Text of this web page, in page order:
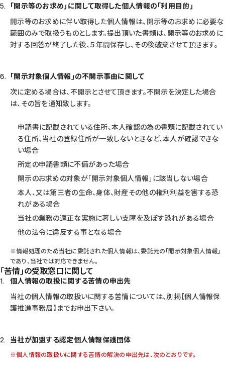
｢開示等のお求め｣に関して取得した個人情報の｢利用目的｣
開示等のお求めに伴い取得した個人情報は、開示等のお求めに必要な
範囲のみで取扱うものとします。提出頂いた書類は、開示等のお求めに
対する回答が終了した後、５年間保存し、その後破棄させて頂きます。
｢開示対象個人情報｣の不開示事由に関して
次に定める場合は、不開示とさせて頂きます。不開示を決定した場合
は、その旨を通知致します。
申請書に記載されている住所、本人確認の為の書類に記載されてい
る住所、当社の登録住所が一致しないときなど、本人が確認できな
い場合
所定の申請書類に不備があった場合
開示のお求めの対象が｢開示対象個人情報｣に該当しない場合
本人、又は第三者の生命、身体、財産その他の権利利益を害する恐
れがある場合
当社の業務の適正な実施に著しい支障を及ぼす恐れがある場合
他の法令に違反する事となる場合
※情報処理のため当社に委託された個人情報は、委託元の｢開示対象個人情報｣
であり、当社では対応できません。
｢苦情｣の受取窓口に関して
個人情報の取扱に関する苦情の申出先
当社の個人情報の取扱いに関する苦情については、別掲【個人情報保
護推進事務局】までお申出下さい。
当社が加盟する認定個人情報保護団体
※個人情報の取扱いに関する苦情の解決の申出先は、次のとおりです。